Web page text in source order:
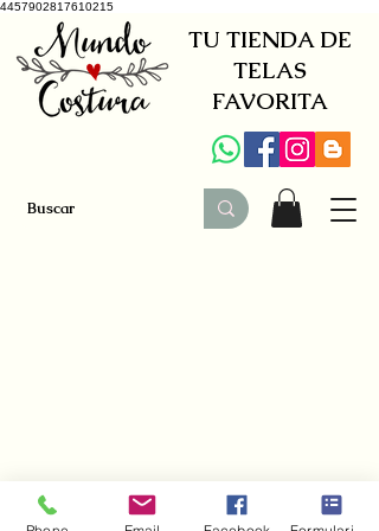
4457902817610215
TU TIENDA DE
TELAS
FAVORITA
+34 941579600 +34 650030142